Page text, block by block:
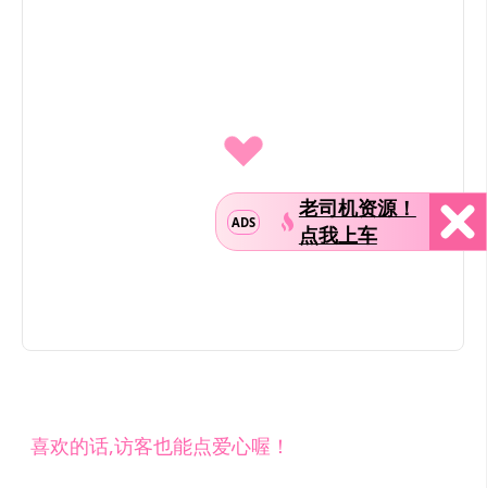
喜欢的话,访客也能点爱心喔！
ADS
老司机资源！
点我上车